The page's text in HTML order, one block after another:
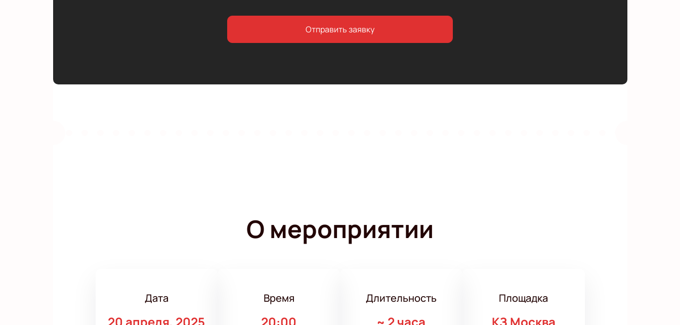
Отправить заявку
О мероприятии
Дата
20 апреля, 2025
Время
20:00
Длительность
~ 2 часа
Площадка
КЗ Москва